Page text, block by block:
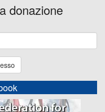
donazione